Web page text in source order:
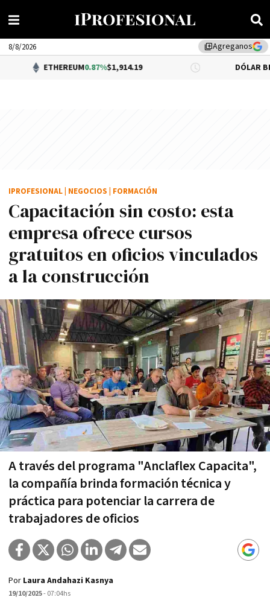
library_addAgreganos
8/8/2026
0.87%$1,914.19 DÓLAR BNA 0.34%
Capacitación sin costo: esta
empresa ofrece cursos
gratuitos en oficios vinculados
a la construcción
A través del programa "Anclaflex Capacita",
la compañía brinda formación técnica y
práctica para potenciar la carrera de
trabajadores de oficios
IPROFESIONAL NEGOCIOS FORMACIÓN
Por Laura Andahazi Kasnya
19/10/2025- 07:04hs